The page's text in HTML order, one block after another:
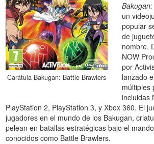
Carátula Bakugan: Battle Brawlers
un
popular
de
nombre.
NOW
por
lanzado
múltiples
incluidas
PlayStation 2, PlayStation 3, y Xbox 360. El
jugadores en el mundo de los Bakugan,
pelean en batallas estratégicas bajo el
conocidos como Battle Brawlers.